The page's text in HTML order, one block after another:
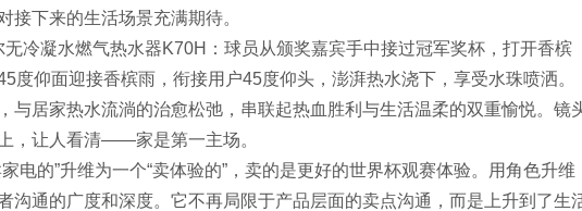
接下来的生活场景充满期待。
冷凝水燃气热水器K70H：球员从颁奖嘉宾手中接过冠军奖杯，打开香槟
度仰面迎接香槟雨，衔接用户45度仰头，澎湃热水浇下，享受水珠喷洒。
与居家热水流淌的治愈松弛，串联起热血胜利与生活温柔的双重愉悦。镜
，让人看清——家是第一主场。
电的”升维为一个“卖体验的”，卖的是更好的世界杯观赛体验。用角色升维
沟通的广度和深度。它不再局限于产品层面的卖点沟通，而是上升到了生